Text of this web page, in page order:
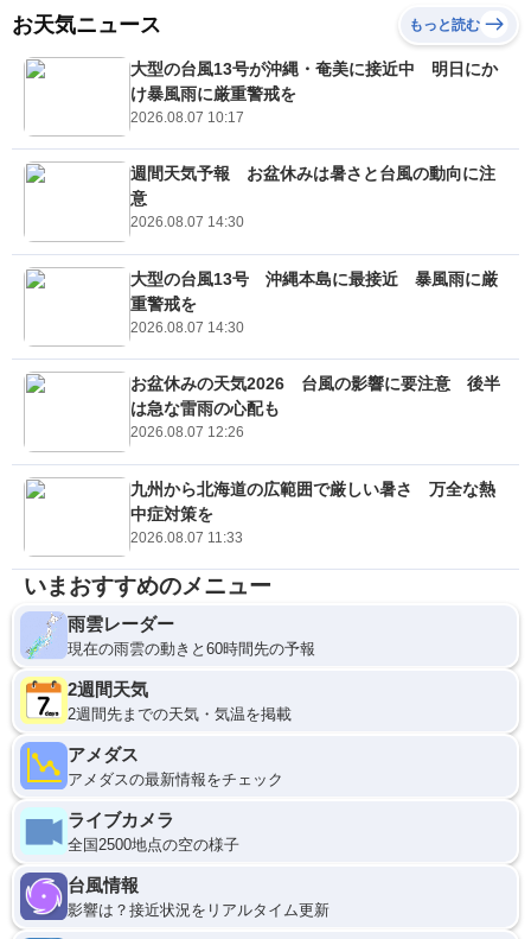
お天気ニュース もっと読む
大型の台風13号が沖縄・奄美に接近中 明日にか
け暴風雨に厳重警戒を
2026.08.07 10:17
週間天気予報 お盆休みは暑さと台風の動向に注
意
2026.08.07 14:30
大型の台風13号 沖縄本島に最接近 暴風雨に厳
重警戒を
2026.08.07 14:30
お盆休みの天気2026 台風の影響に要注意 後半
は急な雷雨の心配も
2026.08.07 12:26
九州から北海道の広範囲で厳しい暑さ 万全な熱
中症対策を
2026.08.07 11:33
いまおすすめのメニュー
雨雲レーダー
現在の雨雲の動きと60時間先の予報
2週間天気
2週間先までの天気・気温を掲載
アメダス
アメダスの最新情報をチェック
ライブカメラ
全国2500地点の空の様子
台風情報
影響は？接近状況をリアルタイム更新